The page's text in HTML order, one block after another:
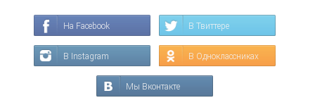
На Facebook В Твиттере
В Instagram В Одноклассниках
Мы Вконтакте